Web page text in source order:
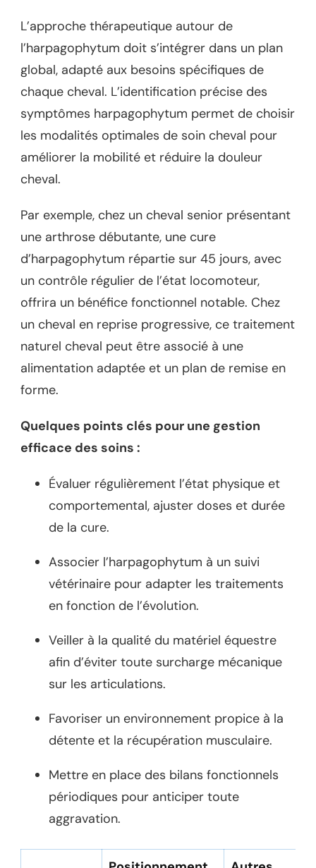
L’approche thérapeutique autour de
l’harpagophytum doit s’intégrer dans un plan
global, adapté aux besoins spécifiques de
chaque cheval. L’identification précise des
symptômes harpagophytum permet de choisir
les modalités optimales de soin cheval pour
améliorer la mobilité et réduire la douleur
cheval.
Par exemple, chez un cheval senior présentant
une arthrose débutante, une cure
d’harpagophytum répartie sur 45 jours, avec
un contrôle régulier de l’état locomoteur,
offrira un bénéfice fonctionnel notable. Chez
un cheval en reprise progressive, ce traitement
naturel cheval peut être associé à une
alimentation adaptée et un plan de remise en
forme.
Quelques points clés pour une gestion
efficace des soins :
Évaluer régulièrement l’état physique et
comportemental, ajuster doses et durée
de la cure.
Associer l’harpagophytum à un suivi
vétérinaire pour adapter les traitements
en fonction de l’évolution.
Veiller à la qualité du matériel équestre
afin d’éviter toute surcharge mécanique
sur les articulations.
Favoriser un environnement propice à la
détente et la récupération musculaire.
Mettre en place des bilans fonctionnels
périodiques pour anticiper toute
aggravation.